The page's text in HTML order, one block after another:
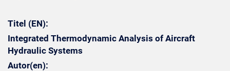
Titel (EN):
Integrated Thermodynamic Analysis of Aircraft
Hydraulic Systems
Autor(en):